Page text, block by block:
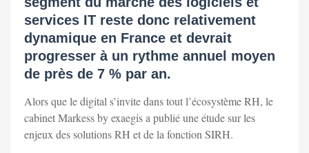
services IT reste donc relativement
dynamique en France et devrait
progresser à un rythme annuel moyen
de près de 7 % par an.
Alors que le digital s’invite dans tout l’écosystème RH, le
cabinet Markess by exaegis a publié une étude sur les
enjeux des solutions RH et de la fonction SIRH.